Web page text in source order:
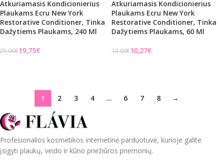
Atkuriamasis Kondicionierius
Plaukams Ecru New York
Restorative Conditioner, Tinka
Dažytiems Plaukams, 240 Ml
25,00€19,75€
Atkuriamasis Kondicionierius
Plaukams Ecru New York
Restorative Conditioner, Tinka
Dažytiems Plaukams, 60 Ml
13,00€10,27€
1 2 3 4 … 6 7 8 →
Profesionalios kosmetikos internetinė parduotuvė, kurioje galite
įsigyti plaukų, veido ir kūno priežiūros priemonių.